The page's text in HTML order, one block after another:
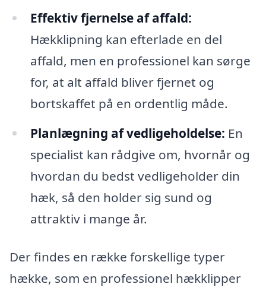
Effektiv fjernelse af affald:
Hækklipning kan efterlade en del
affald, men en professionel kan sørge
for, at alt affald bliver fjernet og
bortskaffet på en ordentlig måde.
Planlægning af vedligeholdelse: En
specialist kan rådgive om, hvornår og
hvordan du bedst vedligeholder din
hæk, så den holder sig sund og
attraktiv i mange år.
Der findes en række forskellige typer
hække, som en professionel hækklipper